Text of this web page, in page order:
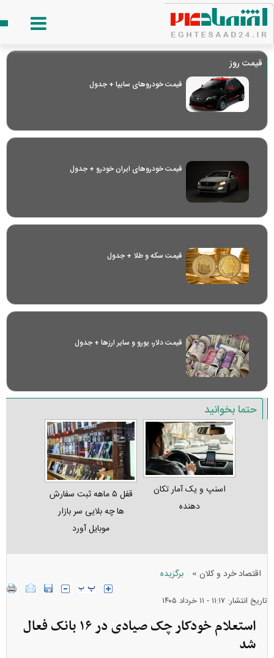
قیمت روز
قیمت خودرو‌های سایپا + جدول
قیمت خودرو‌های ایران خودرو + جدول
قیمت سکه و طلا + جدول
قیمت دلار، یورو و سایر ارز‌ها + جدول
حتما بخوانید
اسنپ و یک آمار تکان‌
دهنده
قفل ۵ ماهه ثبت‌ سفارش‌
ها چه بلایی سر بازار
موبایل آورد
اقتصاد خرد و کلان » برگزیده
تاریخ انتشار: ۱۱:۱۷ - ۱۱ خرداد ۱۴۰۵
استعلام خودکار چک صیادی در ۱۶ بانک فعال
شد